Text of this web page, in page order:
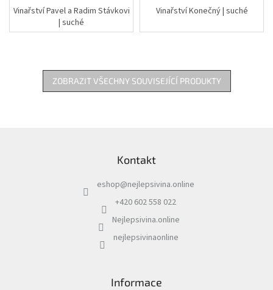
Vinařství Pavel a Radim Stávkovi
| suché
Vinařství Konečný | suché
ZOBRAZIT VŠECHNY SOUVISEJÍCÍ PRODUKTY
Kontakt
eshop@nejlepsivina.online
+420 602 558 022
Nejlepsivina.online
nejlepsivinaonline
Informace